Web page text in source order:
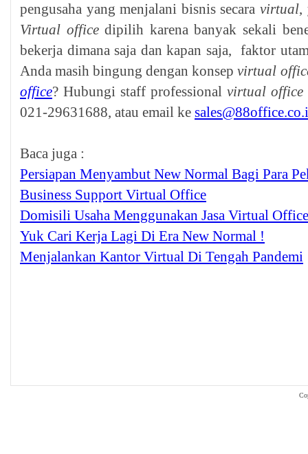
pengusaha yang menjalani bisnis secara virtual,
Virtual officedipilih karena banyak sekali
bekerja dimana saja dan kapan saja, faktor
Anda masih bingung dengan konsepvirtual
office? Hubungi staff professionalvirtual office
021-29631688, atau email ke
Baca juga :
Persiapan Menyambut New Normal Bagi Para
Business Support Virtual Office
Domisili Usaha Menggunakan Jasa Virtual Office
Yuk Cari Kerja Lagi Di Era New Normal !
Menjalankan Kantor Virtual Di Tengah Pandemi